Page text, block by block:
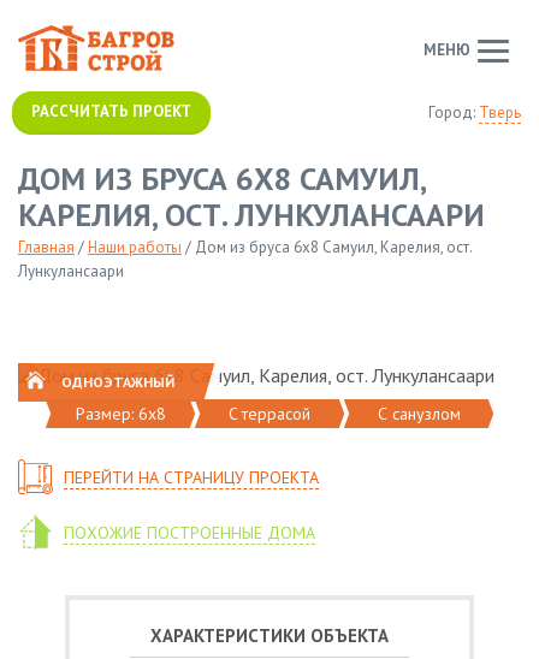
Город: Тверь
РАССЧИТАТЬ ПРОЕКТ
МЕНЮ
ДОМ ИЗ БРУСА 6Х8 САМУИЛ,
КАРЕЛИЯ, ОСТ. ЛУНКУЛАНСААРИ
Главная /Наши работы / Дом из бруса 6х8 Самуил, Карелия, ост.
Лункулансаари
ОДНОЭТАЖНЫЙ
Размер: 6х8 C террасой С санузлом
ПЕРЕЙТИ НА СТРАНИЦУ ПРОЕКТА
ПОХОЖИЕ ПОСТРОЕННЫЕ ДОМА
ХАРАКТЕРИСТИКИ ОБЪЕКТА